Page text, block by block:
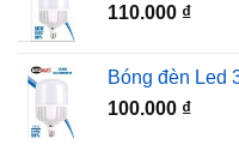
110.000 ₫
Bóng đèn Led
100.000 ₫